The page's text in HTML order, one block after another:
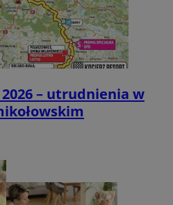
2026 – utrudnienia w